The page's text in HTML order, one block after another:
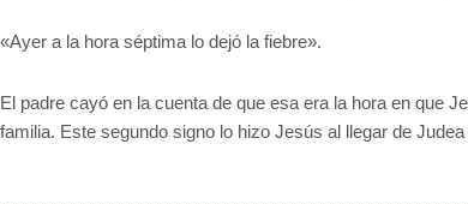
«Ayer a la hora séptima lo dejó la fiebre».
El padre cayó en la cuenta de que esa era la hora en que
familia. Este segundo signo lo hizo Jesús al llegar de Judea